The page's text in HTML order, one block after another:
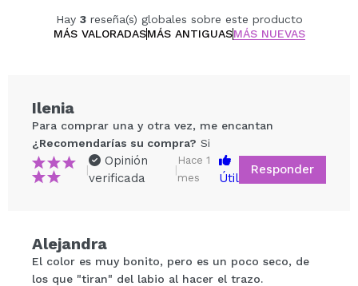
Hay 3reseña(s) globales sobre este producto
MÁS VALORADASMÁS ANTIGUASMÁS NUEVAS
Compartir un vídeo o una foto
Tu vídeo podría ser el primero. Imagínatelo...
Ilenia
Para comprar una y otra vez, me encantan
¿Recomendarías su compra? Si
|
Opinión
verificada
|
Hace 1
mes
Útil
Responder
Alejandra
El color es muy bonito, pero es un poco seco, de
los que "tiran" del labio al hacer el trazo.